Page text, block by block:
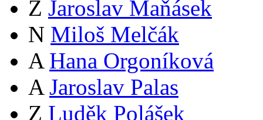
Z Jaroslav Maňásek
N Miloš Melčák
A Hana Orgoníková
A Jaroslav Palas
Z Luděk Polášek